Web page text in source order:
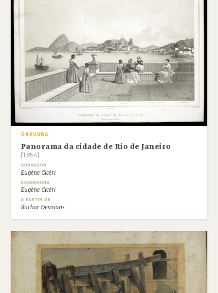
GRAVURA
Panorama da cidade de Rio de Janeiro
[1854]
GRAVADOR
Eugène Cicéri
DESENHISTA
Eugène Cicéri
A PARTIR DE
Iluchar Desmons